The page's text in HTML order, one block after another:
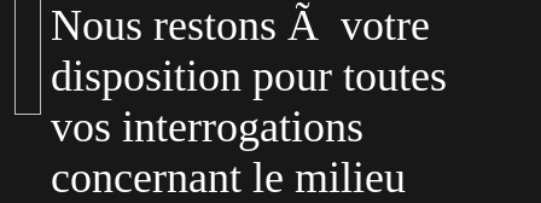
Nous restons Ã votre
disposition pour toutes
vos interrogations
concernant le milieu